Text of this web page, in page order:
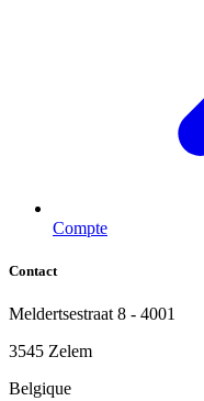
Compte
Contact
Meldertsestraat 8 - 4001
3545 Zelem
Belgique